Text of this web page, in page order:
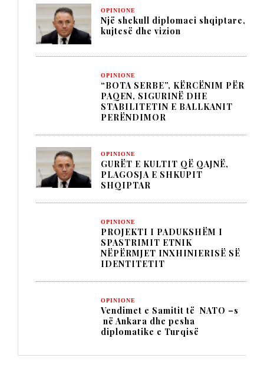
OPINIONE
Një shekull diplomaci shqiptare,
kujtesë dhe vizion
OPINIONE
“BOTA SERBE”, KËRCËNIM PËR
PAQEN, SIGURINË DHE
STABILITETIN E BALLKANIT
PERËNDIMOR
OPINIONE
GURËT E KULTIT QË QAJNË,
PLAGOSJA E SHKUPIT
SHQIPTAR
OPINIONE
PROJEKTI I PADUKSHËM I
SPASTRIMIT ETNIK
NËPËRMJET INXHINIERISË SË
IDENTITETIT
OPINIONE
Vendimet e Samitit të NATO –s
në Ankara dhe pesha
diplomatike e Turqisë